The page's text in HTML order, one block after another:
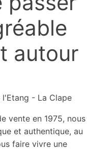
autour
vente en 1975, nous
et authentique, au
faire vivre une